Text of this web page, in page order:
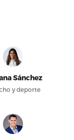
Sánchez
y deporte